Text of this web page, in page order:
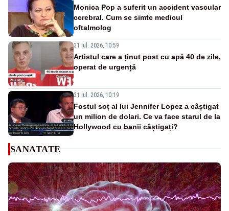
Monica Pop a suferit un accident vascular
cerebral. Cum se simte medicul
oftalmolog
31 iul. 2026, 10:59
Artistul care a ținut post cu apă 40 de zile,
operat de urgență
31 iul. 2026, 10:19
Fostul soț al lui Jennifer Lopez a câștigat
un milion de dolari. Ce va face starul de la
Hollywood cu banii câștigați?
SANATATE